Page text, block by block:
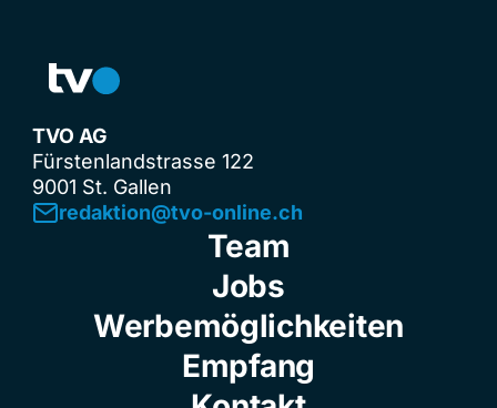
TVO AG
Fürstenlandstrasse 122
9001 St. Gallen
redaktion@tvo-online.ch
Team
Jobs
Werbemöglichkeiten
Empfang